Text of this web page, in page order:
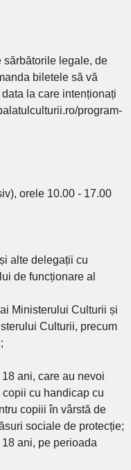
sărbătorile legale, de
biletele să vă
la care intenționați
program-
orele 10.00 - 17.00
alte delegații cu
de funcționare al
Ministerului Culturii și
Culturii, precum
ani, care au nevoi
cu handicap cu
copiii în vârstă de
sociale de protecție;
ani, pe perioada